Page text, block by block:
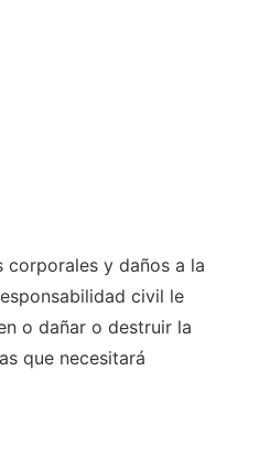
corporales y daños a la
civil le
o dañar o destruir la
que necesitará